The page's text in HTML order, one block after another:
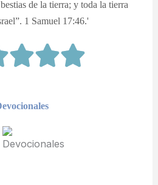
de la tierra; y toda la tierra
1 Samuel 17:46.'